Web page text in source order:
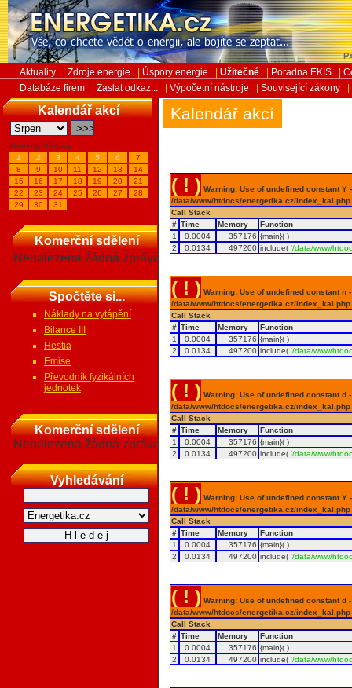
Aktuality Zdroje energie Úspory energie Užitečné Poradna EKIS
Databáze firem
Zaslat odkaz... Výpočetní nástroje Související zákony
Kalendář akcí
Veletrhy, Výstavy...
1
2 3 4 5 6
7
8
9 10 11 12 13
14
15
16 17 18 19 20
21
22
23 24 25 26 27
28
29
30 31
Komerční sdělení
Nenalezena žádná zpráva
Spočtěte si...
Náklady na vytápění
Bilance III
Hestia
Emise
Převodník fyzikálních
jednotek
Komerční sdělení
Nenalezena žádná zpráva
Vyhledávání
Kalendář akcí
( ! ) Warning: Use of undefined constant
/data/www/htdocs/energetika.cz/
Call Stack
# Time Memory
Function
1
0.0004 357176 {main}( )
2
0.0134 497200 include('/data/www/
( ! ) Warning: Use of undefined constant
/data/www/htdocs/energetika.cz/
Call Stack
# Time Memory
Function
1
0.0004 357176 {main}( )
2
0.0134 497200 include('/data/www/
( ! ) Warning: Use of undefined constant
/data/www/htdocs/energetika.cz/
Call Stack
# Time Memory
Function
1
0.0004 357176 {main}( )
2
0.0134 497200 include('/data/www/
( ! ) Warning: Use of undefined constant
/data/www/htdocs/energetika.cz/
Call Stack
# Time Memory
Function
1
0.0004 357176 {main}( )
2
0.0134 497200 include('/data/www/
( ! ) Warning: Use of undefined constant
/data/www/htdocs/energetika.cz/
Call Stack
# Time Memory
Function
1
0.0004 357176 {main}( )
2
0.0134 497200 include('/data/www/